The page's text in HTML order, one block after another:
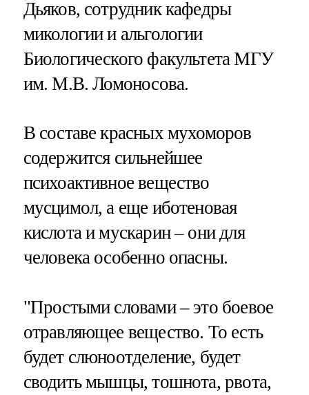
Дьяков, сотрудник кафедры
микологии и альгологии
Биологического факультета МГУ
им. М.В. Ломоносова.
В составе красных мухоморов
содержится сильнейшее
психоактивное вещество
мусцимол, а еще иботеновая
кислота и мускарин – они для
человека особенно опасны.
"Простыми словами – это боевое
отравляющее вещество. То есть
будет слюноотделение, будет
сводить мышцы, тошнота, рвота,